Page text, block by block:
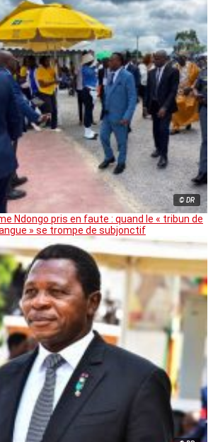
© DR
Ndongo pris en faute : quand le « tribun de
» se trompe de subjonctif